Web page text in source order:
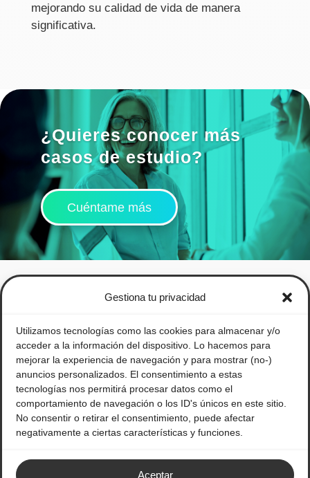
Gestiona tu privacidad
Utilizamos tecnologías como las cookies para almacenar y/o
acceder a la información del dispositivo. Lo hacemos para
mejorar la experiencia de navegación y para mostrar (no-)
anuncios personalizados. El consentimiento a estas
tecnologías nos permitirá procesar datos como el
comportamiento de navegación o los ID's únicos en este sitio.
No consentir o retirar el consentimiento, puede afectar
negativamente a ciertas características y funciones.
Aceptar
mejorando su calidad de vida de manera
significativa.
¿Quieres conocer más
casos de estudio?
Cuéntame más